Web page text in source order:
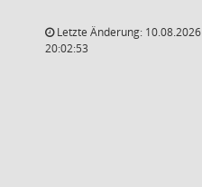
Letzte Änderung: 10.08.2026
20:02:53